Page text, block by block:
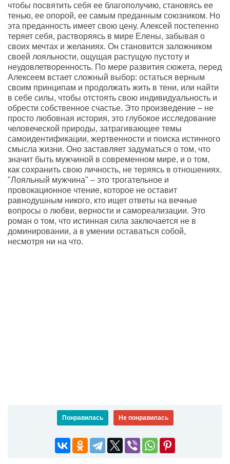
чтобы посвятить себя ее благополучию, становясь ее
тенью, ее опорой, ее самым преданным союзником. Но
эта преданность имеет свою цену. Алексей постепенно
теряет себя, растворяясь в мире Елены, забывая о
своих мечтах и желаниях. Он становится заложником
своей лояльности, ощущая растущую пустоту и
неудовлетворенность. По мере развития сюжета, перед
Алексеем встает сложный выбор: остаться верным
своим принципам и продолжать жить в тени, или найти
в себе силы, чтобы отстоять свою индивидуальность и
обрести собственное счастье. Это произведение – не
просто любовная история, это глубокое исследование
человеческой природы, затрагивающее темы
самоидентификации, жертвенности и поиска истинного
смысла жизни. Оно заставляет задуматься о том, что
значит быть мужчиной в современном мире, и о том,
как сохранить свою личность, не теряясь в отношениях.
"Лояльный мужчина" – это трогательное и
провокационное чтение, которое не оставит
равнодушным никого, кто ищет ответы на вечные
вопросы о любви, верности и самореализации. Это
роман о том, что истинная сила заключается не в
доминировании, а в умении оставаться собой,
несмотря ни на что.
Понравилась Не понравилась